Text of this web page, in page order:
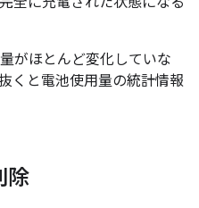
がほとんど変化していな
くと電池使用量の統計情報
除